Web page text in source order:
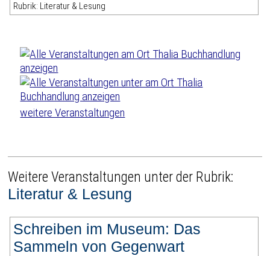
Rubrik: Literatur & Lesung
weitere Veranstaltungen
Weitere Veranstaltungen unter der Rubrik:
Literatur & Lesung
Schreiben im Museum: Das
Sammeln von Gegenwart